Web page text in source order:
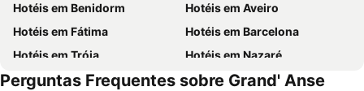
Hotéis em Benidorm
Hotéis em Aveiro
Hotéis em Fátima
Hotéis em Barcelona
Hotéis em Tróia
Hotéis em Nazaré
Hotéis em Évora
Hotéis em Peniche
Perguntas Frequentes sobre Grand' Anse